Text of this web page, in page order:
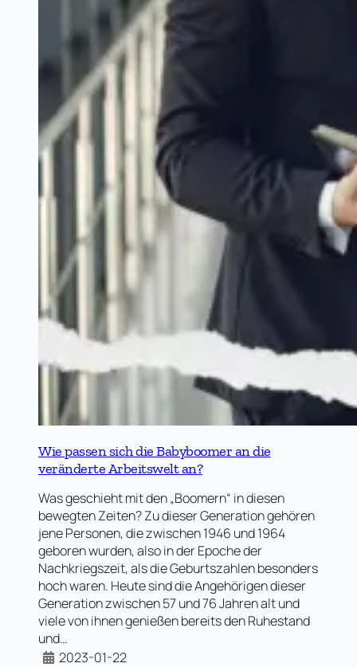
Wie passen sich die Babyboomer an die
veränderte Arbeitswelt an?
Was geschieht mit den „Boomern“ in diesen
bewegten Zeiten? Zu dieser Generation gehören
jene Personen, die zwischen 1946 und 1964
geboren wurden, also in der Epoche der
Nachkriegszeit, als die Geburtszahlen besonders
hoch waren. Heute sind die Angehörigen dieser
Generation zwischen 57 und 76 Jahren alt und
viele von ihnen genießen bereits den Ruhestand
und…
2023-01-22